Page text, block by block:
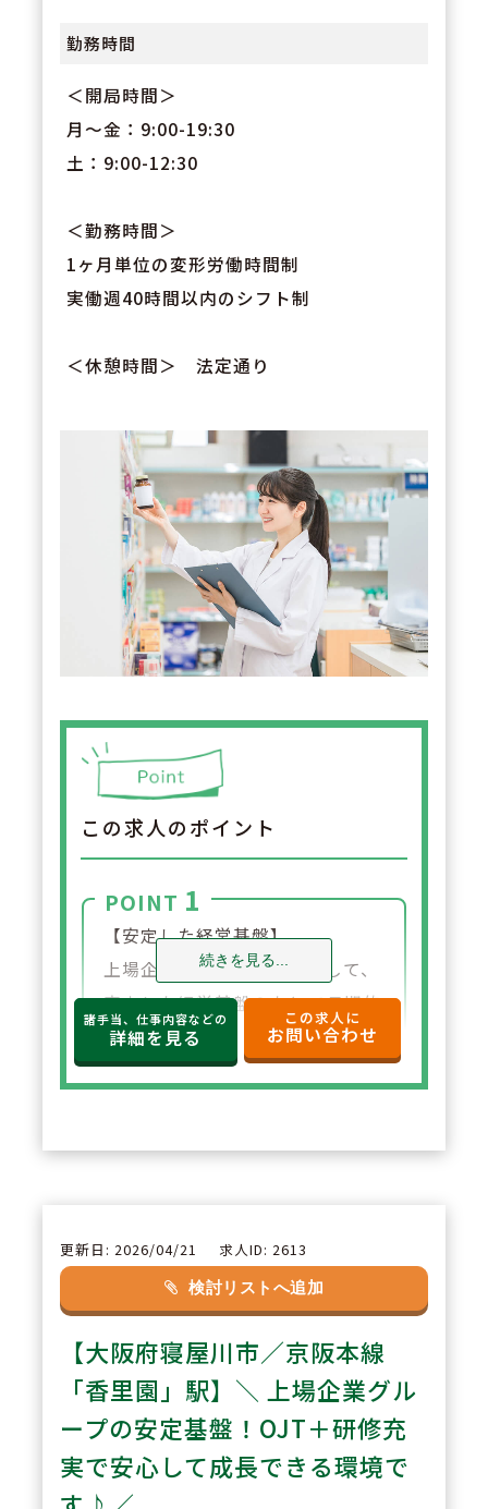
勤務時間
＜開局時間＞
月～金：9:00-19:30
土：9:00-12:30
＜勤務時間＞
1ヶ月単位の変形労働時間制
実働週40時間以内のシフト制
＜休憩時間＞ 法定通り
この求人のポイント
POINT 1
【安定した経営基盤】
上場企業グループの一員として、
安定した経営基盤のもとで長期的
に安心して働ける環境が整ってい
ます。福利厚生や各種制度も充実
POINT 2
【充実した教育体制】
OJTを中心に、本社フォローやW
EB研修など教育体制が整ってお
り、経験に不安のある方でも安心
してスタートできます。継続的に
知識・スキルを高められる環境で
す。
続きを見る...
諸手当、仕事内容などの
詳細を見る
この求人に
お問い合わせ
更新日: 2026/04/21 求人ID: 2613
検討リストへ追加
【大阪府寝屋川市／京阪本線
「香里園」駅】＼ 上場企業グル
ープの安定基盤！OJT＋研修充
実で安心して成長できる環境で